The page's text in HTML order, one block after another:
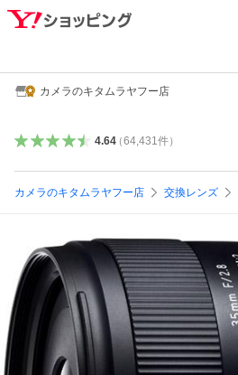
カメラのキタムラヤフー店
4.64（64,431件）
カメラのキタムラヤフー店 交換レンズ